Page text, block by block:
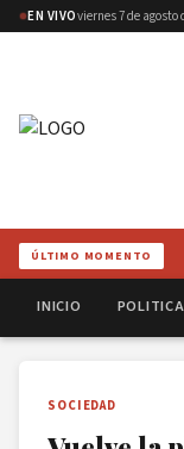
EN VIVOviernes 7 de agosto
ÚLTIMO MOMENTO
INICIO POLITICA
SOCIEDAD